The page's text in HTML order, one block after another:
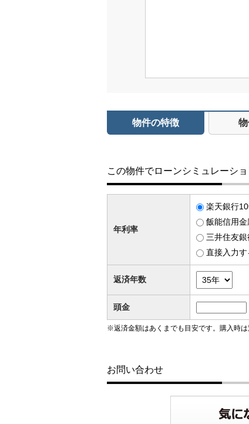
物件の特徴
この物件でローンシミュレーシ
年利率
楽天銀行
飯能信用
三井住友
直接入力す
返済年数
頭金
※返済金額はあくまでも目安です。購入時は
お問い合わせ